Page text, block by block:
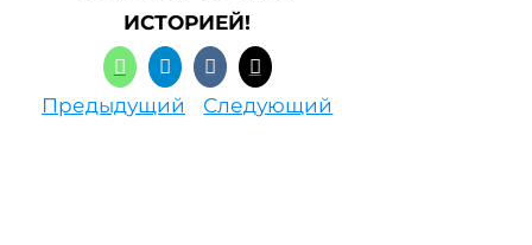
ИСТОРИЕЙ!
Предыдущий Следующий